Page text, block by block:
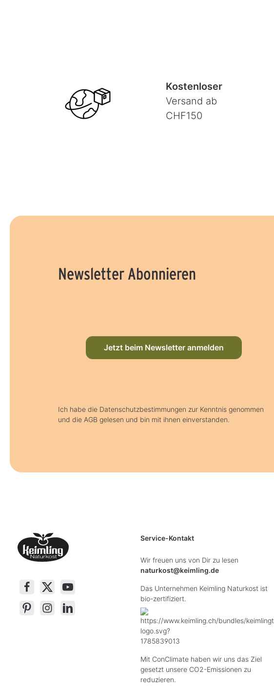
Kostenloser
Versand ab
CHF150
Newsletter Abonnieren
Jetzt beim Newsletter anmelden
Ich habe die Datenschutzbestimmungen zur Kenntnis genommen
und die AGB gelesen und bin mit ihnen einverstanden.
Service-Kontakt
Wir freuen uns von Dir zu lesen
naturkost@keimling.de
Das Unternehmen Keimling Naturkost ist
bio-zertifiziert.
Mit ConClimate haben wir uns das Ziel
gesetzt unsere CO2-Emissionen zu
reduzieren.